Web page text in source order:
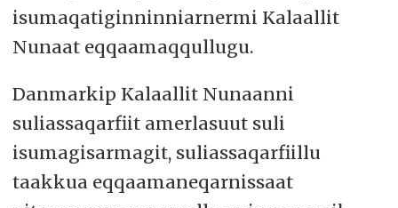
isumaqatiginninniarnermi Kalaallit
Nunaat eqqaamaqqullugu.
Danmarkip Kalaallit Nunaanni
suliassaqarfiit amerlasuut suli
isumagisarmagit, suliassaqarfiillu
taakkua eqqaamaneqarnissaat